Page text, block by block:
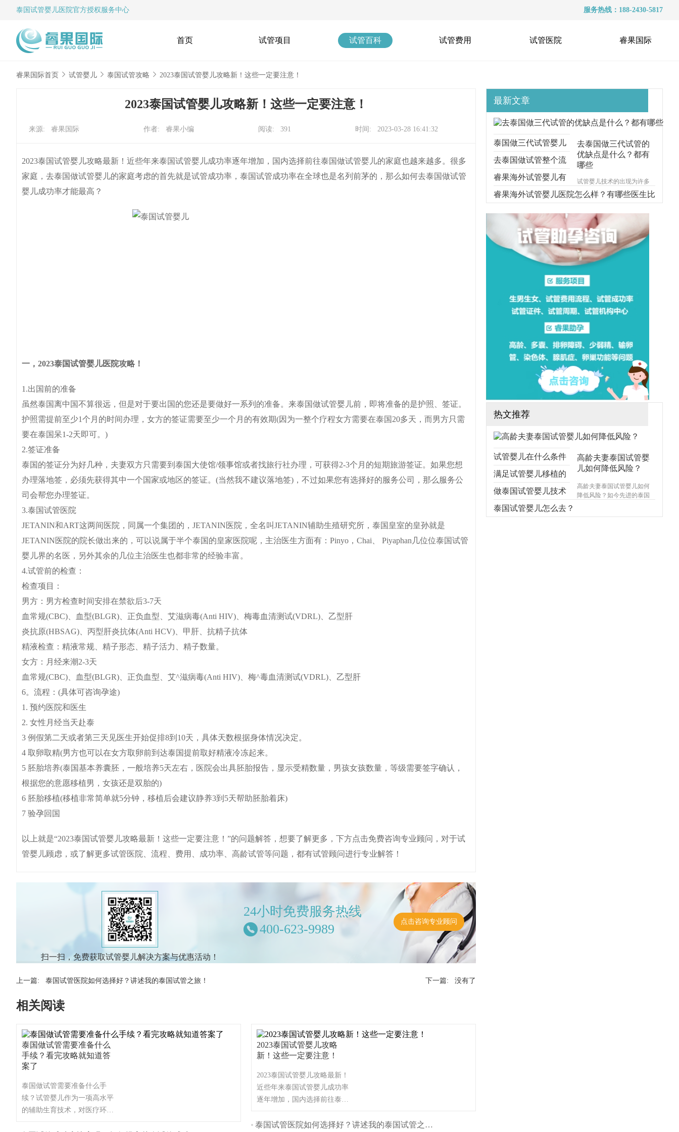
泰国试管婴儿 医院官方授权服务中心 服务热线：188-2430-5817
首页 试管项目 试管百科 试管费用 试管医院 睿果国际
睿果国际首页 试管婴儿 泰国试管攻略 2023泰国试管婴儿攻略新！这些一定要注意！
2023泰国试管婴儿攻略新！这些一定要注意！
来源: 睿果国际 作者: 睿果小编 阅读: 391 时间: 2023-03-28 16:41:32
2023泰国试管婴儿攻略最新！近些年来泰国试管婴儿成功率逐年增加，国内选择前往泰国做试管婴儿的家庭也越来越多。很多
家庭，去泰国做试管婴儿的家庭考虑的首先就是试管成功率，泰国试管成功率在全球也是名列前茅的，那么如何去泰国做试管
婴儿成功率才能最高？
一，2023泰国试管婴儿医院攻略！
1.出国前的准备
虽然泰国离中国不算很远，但是对于要出国的您还是要做好一系列的准备。来泰国做试管婴儿前，即将准备的是护照、签证。
护照需提前至少1个月的时间办理，女方的签证需要至少一个月的有效期(因为一整个疗程女方需要在泰国20多天，而男方只需
要在泰国呆1-2天即可。)
2.签证准备
泰国的签证分为好几种，夫妻双方只需要到泰国大使馆/领事馆或者找旅行社办理，可获得2-3个月的短期旅游签证。如果您想
办理落地签，必须先获得其中一个国家或地区的签证。(当然我不建议落地签)，不过如果您有选择好的服务公司，那么服务公
司会帮您办理签证。
3.泰国试管医院
JETANIN和ART这两间医院，同属一个集团的，JETANIN医院，全名叫JETANIN辅助生殖研究所，泰国皇室的皇孙就是
JETANIN医院的院长做出来的，可以说属于半个泰国的皇家医院呢，主治医生方面有：Pinyo，Chai、 Piyaphan几位位泰国试管
婴儿界的名医，另外其余的几位主治医生也都非常的经验丰富。
4.试管前的检查：
检查项目：
男方：男方检查时间安排在禁欲后3-7天
血常规(CBC)、血型(BLGR)、正负血型、艾滋病毒(Anti HIV)、梅毒血清测试(VDRL)、乙型肝
炎抗原(HBSAG)、丙型肝炎抗体(Anti HCV)、甲肝、抗精子抗体
精液检查：精液常规、精子形态、精子活力、精子数量。
女方：月经来潮2-3天
血常规(CBC)、血型(BLGR)、正负血型、艾^滋病毒(Anti HIV)、梅^毒血清测试(VDRL)、乙型肝
6。流程：(具体可咨询孕途)
1. 预约医院和医生
2. 女性月经当天赴泰
3 例假第二天或者第三天见医生开始促排8到10天，具体天数根据身体情况决定。
4 取卵取精(男方也可以在女方取卵前到达泰国提前取好精液冷冻起来。
5 胚胎培养(泰国基本养囊胚，一般培养5天左右，医院会出具胚胎报告，显示受精数量，男孩女孩数量，等级需要签字确认，
根据您的意愿移植男，女孩还是双胎的)
6 胚胎移植(移植非常简单就5分钟，移植后会建议静养3到5天帮助胚胎着床)
7 验孕回国
以上就是“2023泰国试管婴儿攻略最新！这些一定要注意！”的问题解答，想要了解更多，下方点击免费咨询专业顾问，对于试
管婴儿顾虑，或了解更多试管医院、流程、费用、成功率、高龄试管等问题，都有试管顾问进行专业解答！
扫一扫，免费获取试管婴儿解决方案与优惠活动！
24小时免费服务热线
400-623-9989
点击咨询专业顾问
上一篇: 泰国试管医院如何选择好？讲述我的泰国试管之旅！ 下一篇: 没有了
相关阅读
泰国做试管需要准备什么
手续？看完攻略就知道答
案了
泰国做试管需要准备什么手
续？试管婴儿作为一项高水平
的辅助生育技术，对医疗环境
2023泰国试管婴儿攻略
新！这些一定要注意！
2023泰国试管婴儿攻略最新！
近些年来泰国试管婴儿成功率
逐年增加，国内选择前往泰国
多。很多家庭，去泰国做试管
泰国试管医院如何选择好？讲述我的泰国试管之旅！
最新文章
去泰国做三代试管的
优缺点是什么？都有
哪些
试管婴儿技术的出现为许多
不孕不育的夫妇带来了福
音，而泰国作为全球试管婴
一，吸引了众多海外患者前
往就医。那么泰国试管婴儿
的优势和缺点都有哪些？
泰国做三代试管婴儿
要注意什么？适应的
条件是什么？
去泰国做试管整个流
程需要多久？听听过
来人怎么说
睿果海外试管婴儿有
什么攻略？附时间及
流程详解！
睿果海外试管婴儿医院怎么样？有哪些医生比
较出名？
热文推荐
高龄夫妻泰国试管婴
儿如何降低风险？
高龄夫妻泰国试管婴儿如何
降低风险？如今先进的泰国
试管婴儿在什么条件
下一次成功？
满足试管婴儿移植的
内膜条件有哪些？
做泰国试管婴儿技术
要准备多久？注意事
泰国试管婴儿怎么去？